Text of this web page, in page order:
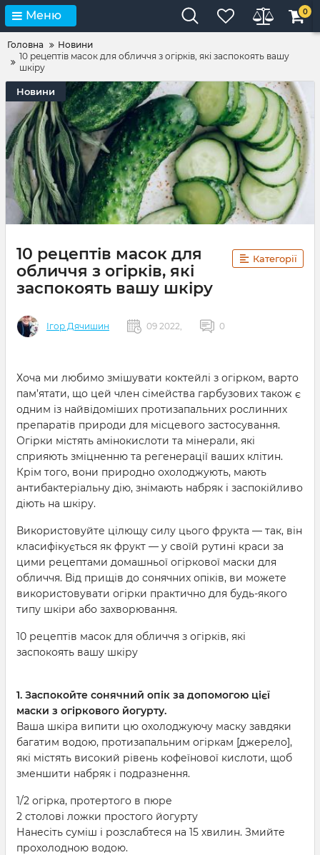
Меню 0
Головна
Новини
10 рецептів масок для обличчя з огірків, які заспокоять вашу
шкіру
Новини
10 рецептів масок для
обличчя з огірків, які
заспокоять вашу шкіру
Категорії
Ігор Дячишин 09 2022, 0
Хоча ми любимо змішувати коктейлі з огірком, варто
пам’ятати, що цей член сімейства гарбузових також є
одним із найвідоміших протизапальних рослинних
препаратів природи для місцевого застосування.
Огірки містять амінокислоти та мінерали, які
сприяють зміцненню та регенерації ваших клітин.
Крім того, вони природно охолоджують, мають
антибактеріальну дію, знімають набряк і заспокійливо
діють на шкіру.
Використовуйте цілющу силу цього фрукта — так, він
класифікується як фрукт — у своїй рутині краси за
цими рецептами домашньої огіркової маски для
обличчя. Від прищів до сонячних опіків, ви можете
використовувати огірки практично для будь-якого
типу шкіри або захворювання.
10 рецептів масок для обличчя з огірків, які
заспокоять вашу шкіру
1. Заспокойте сонячний опік за допомогою цієї
маски з огіркового йогурту.
Ваша шкіра випити цю охолоджуючу маску завдяки
багатим водою, протизапальним огіркам [джерело],
які містять високий рівень кофеїнової кислоти, щоб
зменшити набряк і подразнення.
1/2 огірка, протертого в пюре
2 столові ложки простого йогурту
Нанесіть суміш і розслабтеся на 15 хвилин. Змийте
прохолодною водою.